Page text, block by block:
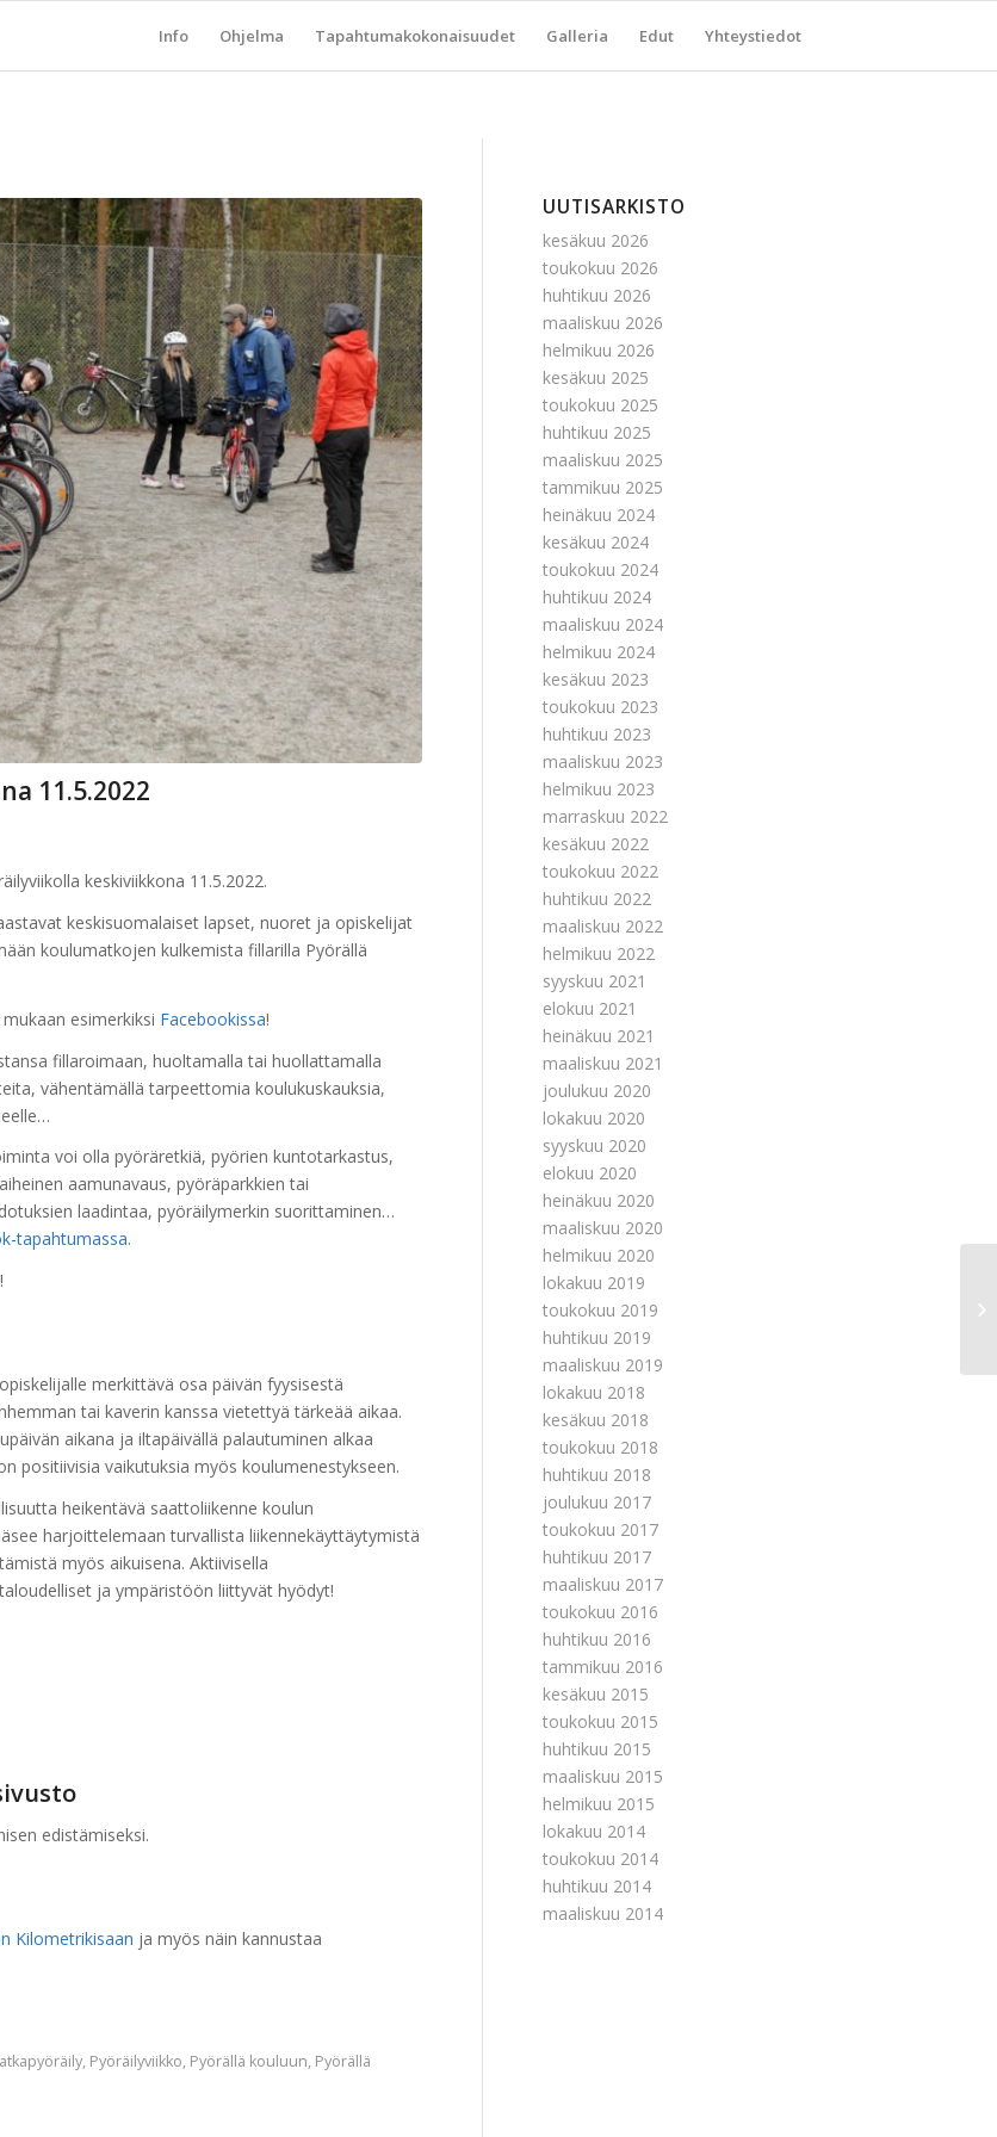
Info Ohjelma Tapahtumakokonaisuudet Galleria Edut Yhteystiedot
11.5.2022
keskiviikkona 11.5.2022.
keskisuomalaiset lapset, nuoret ja opiskelijat
koulumatkojen kulkemista fillarilla Pyörällä
esimerkiksi Facebookissa!
fillaroimaan, huoltamalla tai huollattamalla
vähentämällä tarpeettomia koulukuskauksia,
voi olla pyöräretkiä, pyörien kuntotarkastus,
aamunavaus, pyöräparkkien tai
laadintaa, pyöräilymerkin suorittaminen…
tapahtumassa.
merkittävä osa päivän fyysisestä
tai kaverin kanssa vietettyä tärkeää aikaa.
aikana ja iltapäivällä palautuminen alkaa
positiivisia vaikutuksia myös koulumenestykseen.
heikentävä saattoliikenne koulun
harjoittelemaan turvallista liikennekäyttäytymistä
myös aikuisena. Aktiivisella
ja ympäristöön liittyvät hyödyt!
edistämiseksi.
Kilometrikisaan ja myös näin kannustaa
, Pyöräilyviikko, Pyörällä kouluun, Pyörällä
UUTISARKISTO
kesäkuu 2026
toukokuu 2026
huhtikuu 2026
maaliskuu 2026
helmikuu 2026
kesäkuu 2025
toukokuu 2025
huhtikuu 2025
maaliskuu 2025
tammikuu 2025
heinäkuu 2024
kesäkuu 2024
toukokuu 2024
huhtikuu 2024
maaliskuu 2024
helmikuu 2024
kesäkuu 2023
toukokuu 2023
huhtikuu 2023
maaliskuu 2023
helmikuu 2023
marraskuu 2022
kesäkuu 2022
toukokuu 2022
huhtikuu 2022
maaliskuu 2022
helmikuu 2022
syyskuu 2021
elokuu 2021
heinäkuu 2021
maaliskuu 2021
joulukuu 2020
lokakuu 2020
syyskuu 2020
elokuu 2020
heinäkuu 2020
maaliskuu 2020
helmikuu 2020
lokakuu 2019
toukokuu 2019
huhtikuu 2019
maaliskuu 2019
lokakuu 2018
kesäkuu 2018
toukokuu 2018
huhtikuu 2018
joulukuu 2017
toukokuu 2017
huhtikuu 2017
maaliskuu 2017
toukokuu 2016
huhtikuu 2016
tammikuu 2016
kesäkuu 2015
toukokuu 2015
huhtikuu 2015
maaliskuu 2015
helmikuu 2015
lokakuu 2014
toukokuu 2014
huhtikuu 2014
maaliskuu 2014